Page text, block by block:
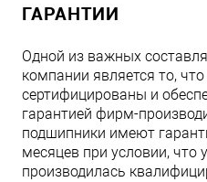
ГАРАНТИИ
Одной из важных
компании является то,
сертифицированы и
гарантией фирм-
подшипники имеют
месяцев при условии, что
производилась